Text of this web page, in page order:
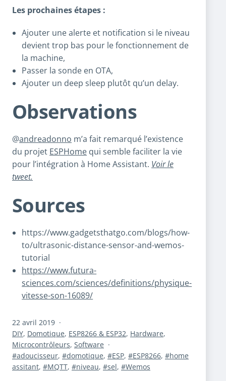
Les prochaines étapes :
Ajouter une alerte et notification si le niveau
devient trop bas pour le fonctionnement de
la machine,
Passer la sonde en OTA,
Ajouter un deep sleep plutôt qu’un delay.
Observations
@andreadonno m’a fait remarqué l’existence
du projet ESPHome qui semble faciliter la vie
pour l’intégration à Home Assistant. Voir le
tweet.
Sources
https://www.gadgetsthatgo.com/blogs/how-
to/ultrasonic-distance-sensor-and-wemos-
tutorial
https://www.futura-
sciences.com/sciences/definitions/physique-
vitesse-son-16089/
Publié
le
22 avril 2019
Catégorisé
comme
DIY, Domotique, ESP8266 & ESP32, Hardware,
Microcontrôleurs, Software
Étiqueté
adoucisseur, domotique, ESP, ESP8266,
home
assitant, MQTT, niveau, sel, Wemos